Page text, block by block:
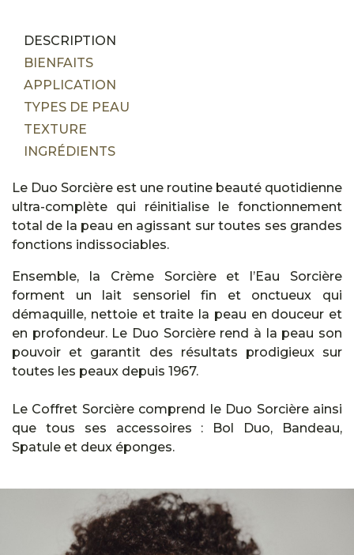
DESCRIPTION
BIENFAITS
APPLICATION
TYPES DE PEAU
TEXTURE
INGRÉDIENTS
Le Duo Sorcière est une routine beauté quotidienne
ultra-complète qui réinitialise le fonctionnement
total de la peau en agissant sur toutes ses grandes
fonctions indissociables.
Ensemble, la Crème Sorcière et l’Eau Sorcière
forment un lait sensoriel fin et onctueux qui
démaquille, nettoie et traite la peau en douceur et
en profondeur. Le Duo Sorcière rend à la peau son
pouvoir et garantit des résultats prodigieux sur
toutes les peaux depuis 1967.
Le Coffret Sorcière comprend le Duo Sorcière ainsi
que tous ses accessoires : Bol Duo, Bandeau,
Spatule et deux éponges.